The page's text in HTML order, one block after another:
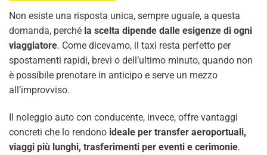
Non esiste una risposta unica, sempre uguale, a questa
domanda, perché la scelta dipende dalle esigenze di ogni
viaggiatore. Come dicevamo, il taxi resta perfetto per
spostamenti rapidi, brevi o dell’ultimo minuto, quando non
è possibile prenotare in anticipo e serve un mezzo
all’improvviso.
Il noleggio auto con conducente, invece, offre vantaggi
concreti che lo rendono ideale per transfer aeroportuali,
viaggi più lunghi, trasferimenti per eventi e cerimonie.